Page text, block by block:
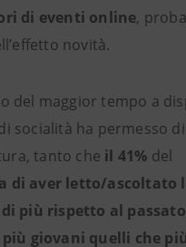
di eventi online,
novità.
del maggior tempo a
socialità ha permesso di
tanto che il 41% del
di aver letto/ascoltato
più rispetto al
più giovani quelli che